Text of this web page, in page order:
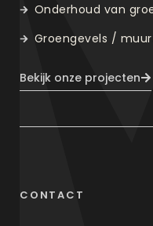
Onderhoud van
Groengevels /
Bekijk onze projecten
CONTACT